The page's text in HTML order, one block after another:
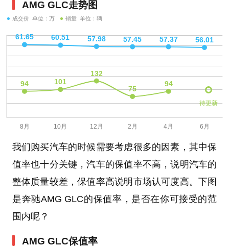
AMG GLC走势图
成交价 单位：万 销量 单位：辆
待更新
我们购买汽车的时候需要考虑很多的因素，其中保
值率也十分关键，汽车的保值率不高，说明汽车的
整体质量较差，保值率高说明市场认可度高。下图
是奔驰AMG GLC的保值率，是否在你可接受的范
围内呢？
AMG GLC保值率